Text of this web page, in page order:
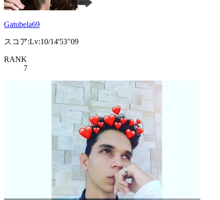
Gatubela69
スコア:Lv:10/14'53"09
RANK
7